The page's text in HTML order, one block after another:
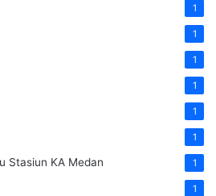
1
1
1
1
1
1
Stasiun KA Medan 1
1